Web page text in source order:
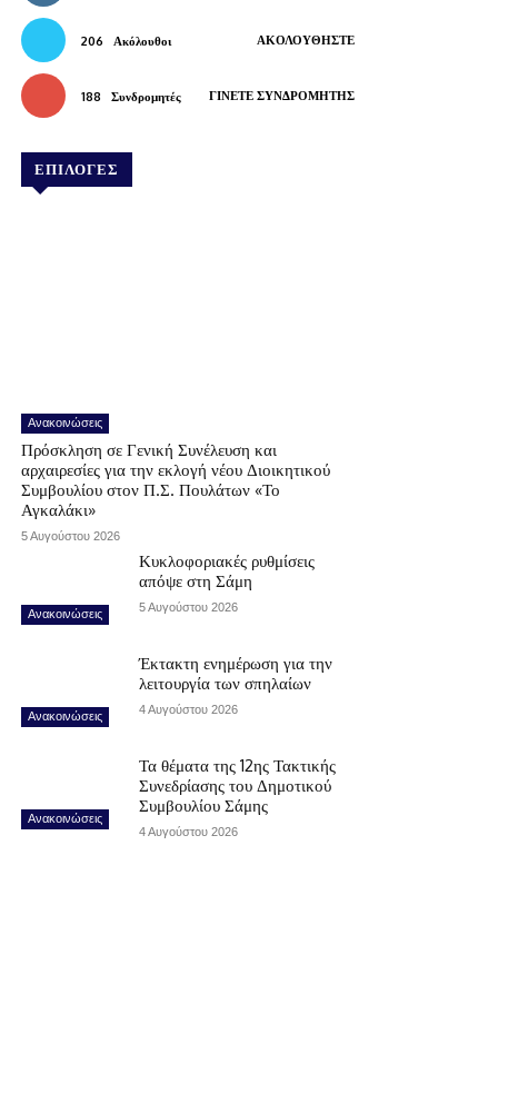
206 Ακόλουθοι ΑΚΟΛΟΥΘΉΣΤΕ
188 Συνδρομητές ΓΊΝΕΤΕ ΣΥΝΔΡΟΜΗΤΉΣ
ΕΠΙΛΟΓΕΣ
Ανακοινώσεις
Πρόσκληση σε Γενική Συνέλευση και
αρχαιρεσίες για την εκλογή νέου Διοικητικού
Συμβουλίου στον Π.Σ. Πουλάτων «Το
Αγκαλάκι»
5 Αυγούστου 2026
Ανακοινώσεις
Κυκλοφοριακές ρυθμίσεις
απόψε στη Σάμη
5 Αυγούστου 2026
Ανακοινώσεις
Έκτακτη ενημέρωση για την
λειτουργία των σπηλαίων
4 Αυγούστου 2026
Ανακοινώσεις
Τα θέματα της 12ης Τακτικής
Συνεδρίασης του Δημοτικού
Συμβουλίου Σάμης
4 Αυγούστου 2026